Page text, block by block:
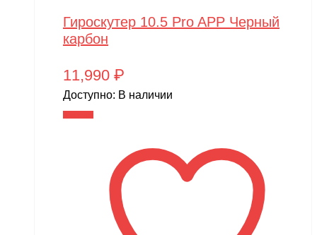
Гироскутер 10.5 Pro APP Черный
карбон
11,990 ₽
Доступно: В наличии